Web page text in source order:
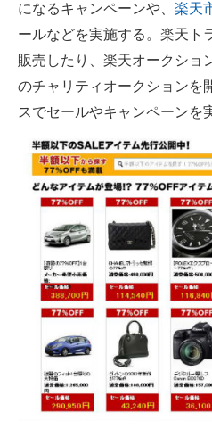
企業向けIT製品の総合サイト
製造業のIT導入・活用を支援
エレクトロニクス専門サイト
電子設計の基本と応用
エネルギーの専門メディア
建設×テクノロジーの最前線
ちょっと気になるネットの話題
になるキャンペーンや、 楽天
ールなどを実施する。楽天ト
販売したり、楽天オークショ
のチャリティオークションを
スでセールやキャンペーンを